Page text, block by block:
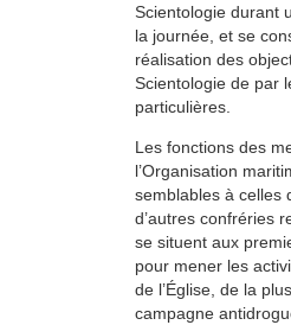
Scientologie durant
la journée, et se
réalisation des
Scientologie de par
particulières.
Les fonctions des
l’Organisation
semblables à celles
d’autres confréries
se situent aux
pour mener les
de l’Église, de la
campagne